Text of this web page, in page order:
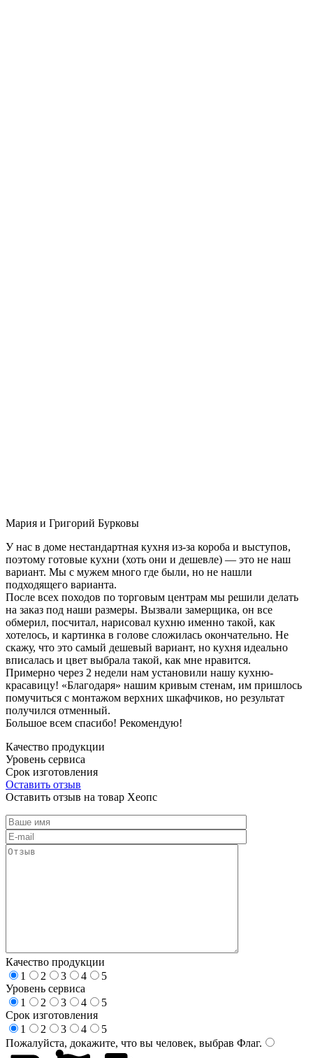
Мария и Григорий Бурковы
У нас в доме нестандартная кухня из-за короба и выступов,
поэтому готовые кухни (хоть они и дешевле) — это не наш
вариант. Мы с мужем много где были, но не нашли
подходящего варианта.
После всех походов по торговым центрам мы решили делать
на заказ под наши размеры. Вызвали замерщика, он все
обмерил, посчитал, нарисовал кухню именно такой, как
хотелось, и картинка в голове сложилась окончательно. Не
скажу, что это самый дешевый вариант, но кухня идеально
вписалась и цвет выбрала такой, как мне нравится.
Примерно через 2 недели нам установили нашу кухню-
красавицу! «Благодаря» нашим кривым стенам, им пришлось
помучиться с монтажом верхних шкафчиков, но результат
получился отменный.
Большое всем спасибо! Рекомендую!
Качество продукции
Уровень сервиса
Срок изготовления
Оставить отзыв
Оставить отзыв на товар Хеопс
Качество продукции
1
2 3 4
5
Уровень сервиса
1
2 3 4
5
Срок изготовления
1
2 3 4
5
Пожалуйста, докажите, что вы человек, выбрав Флаг.